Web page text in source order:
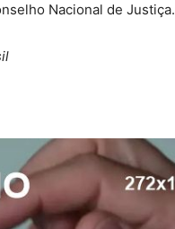
Nacional de Justiça.